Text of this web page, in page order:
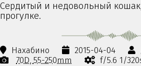
Сердитый и недовольный
прогулке.
Нахабино 2015-04-04
70D 55-250mm
f/5.6 1/